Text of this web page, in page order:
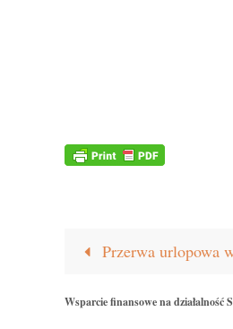
Przerwa urlopowa
Wsparcie finansowe na